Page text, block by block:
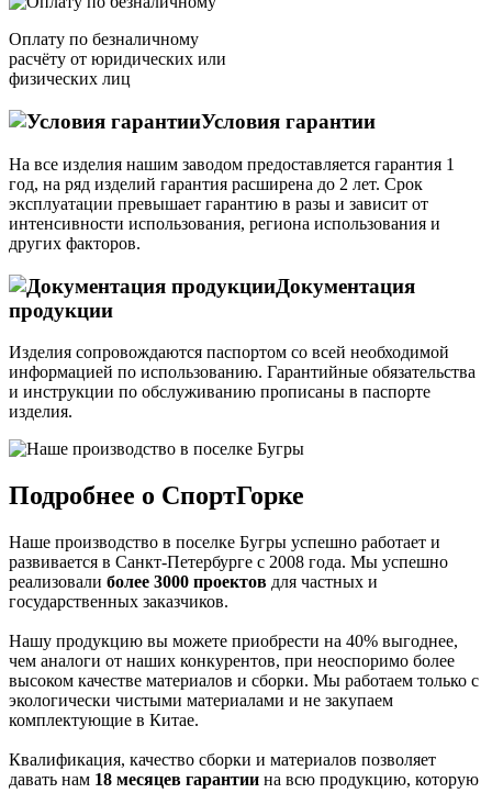
Оплату по безналичному
расчёту от юридических или
физических лиц
Условия гарантии
На все изделия нашим заводом предоставляется гарантия 1
год, на ряд изделий гарантия расширена до 2 лет. Срок
эксплуатации превышает гарантию в разы и зависит от
интенсивности использования, региона использования и
других факторов.
Документация
продукции
Изделия сопровождаются паспортом со всей необходимой
информацией по использованию. Гарантийные обязательства
и инструкции по обслуживанию прописаны в паспорте
изделия.
Подробнее о СпортГорке
Наше производство в поселке Бугры успешно работает и
развивается в Санкт-Петербурге с 2008 года. Мы успешно
реализовали более 3000 проектов для частных и
государственных заказчиков.
Нашу продукцию вы можете приобрести на 40% выгоднее,
чем аналоги от наших конкурентов, при неоспоримо более
высоком качестве материалов и сборки. Мы работаем только с
экологически чистыми материалами и не закупаем
комплектующие в Китае.
Квалификация, качество сборки и материалов позволяет
давать нам 18 месяцев гарантии на всю продукцию, которую